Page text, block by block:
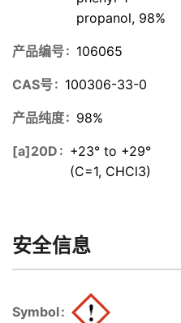
propanol, 98%
产品编号 106065
CAS号 100306-33-0
产品纯度 98%
[a]20D
+23° to +29°
(C=1, CHCl3)
安全信息
Symbol